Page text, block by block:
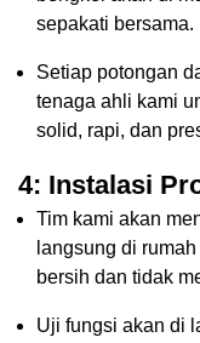
sepakati bersama.
Setiap potongan
tenaga ahli kami
solid, rapi, dan
4: Instalasi
Tim kami akan
langsung di
bersih dan tidak
Uji fungsi akan di